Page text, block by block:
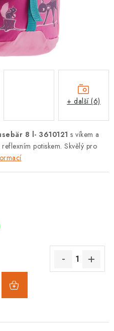
Kontakty
8 l- 3610121 s víkem a
potiskem. Skvělý pro
+ další (6)